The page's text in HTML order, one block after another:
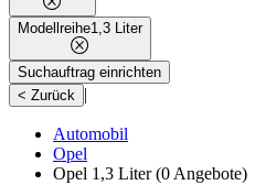
Modellreihe1,3 Liter
Suchauftrag einrichten
< Zurück |
Automobil
Opel
Opel 1,3 Liter(0 Angebote)